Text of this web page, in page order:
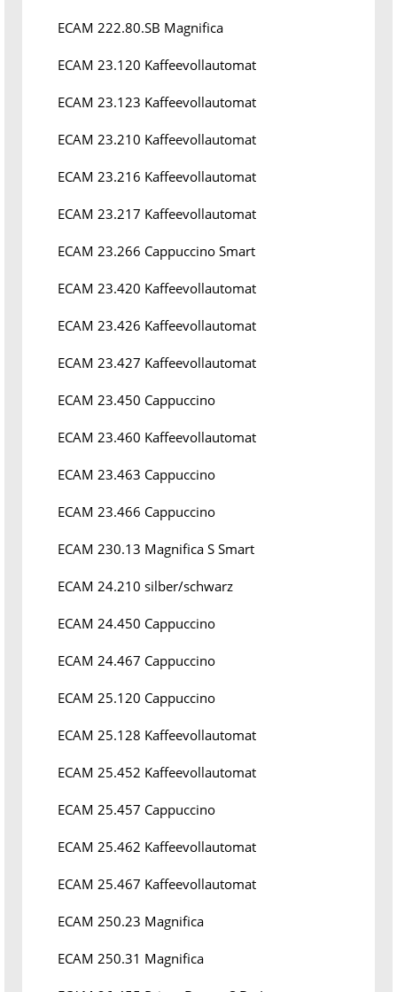
ECAM 222.80.SB Magnifica
ECAM 23.120 Kaffeevollautomat
ECAM 23.123 Kaffeevollautomat
ECAM 23.210 Kaffeevollautomat
ECAM 23.216 Kaffeevollautomat
ECAM 23.217 Kaffeevollautomat
ECAM 23.266 Cappuccino Smart
ECAM 23.420 Kaffeevollautomat
ECAM 23.426 Kaffeevollautomat
ECAM 23.427 Kaffeevollautomat
ECAM 23.450 Cappuccino
ECAM 23.460 Kaffeevollautomat
ECAM 23.463 Cappuccino
ECAM 23.466 Cappuccino
ECAM 230.13 Magnifica S Smart
ECAM 24.210 silber/schwarz
ECAM 24.450 Cappuccino
ECAM 24.467 Cappuccino
ECAM 25.120 Cappuccino
ECAM 25.128 Kaffeevollautomat
ECAM 25.452 Kaffeevollautomat
ECAM 25.457 Cappuccino
ECAM 25.462 Kaffeevollautomat
ECAM 25.467 Kaffeevollautomat
ECAM 250.23 Magnifica
ECAM 250.31 Magnifica